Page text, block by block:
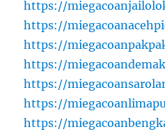
https://
https://
https://
https://
https://
https://
https://